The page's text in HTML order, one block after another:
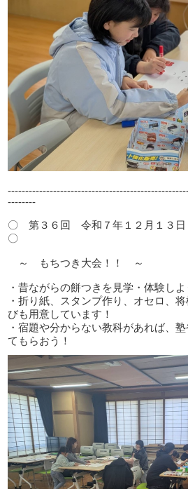
--------
〇 第３６回 令和７年１２月１３
〇
～ もちつき大会！！ ～
・昔ながらの餅つきを見学・体験しよ
・折り紙、スタンプ作り、オセロ、
びも用意しています！
・宿題や分からない教科があれば、
てもらおう！